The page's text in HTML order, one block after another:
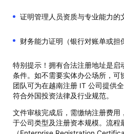
证明管理人员资质与专业能力的
财务能力证明（银行对账单或担
特别提示！拥有合法注册地址是启
条件。如不需要实体办公场所，可
团队可为在越南注册 IT 公司提供
符合外国投资法律及行业规范。
文件审核完成后，需缴纳注册费用
于公司类型及注册资本规模。流程